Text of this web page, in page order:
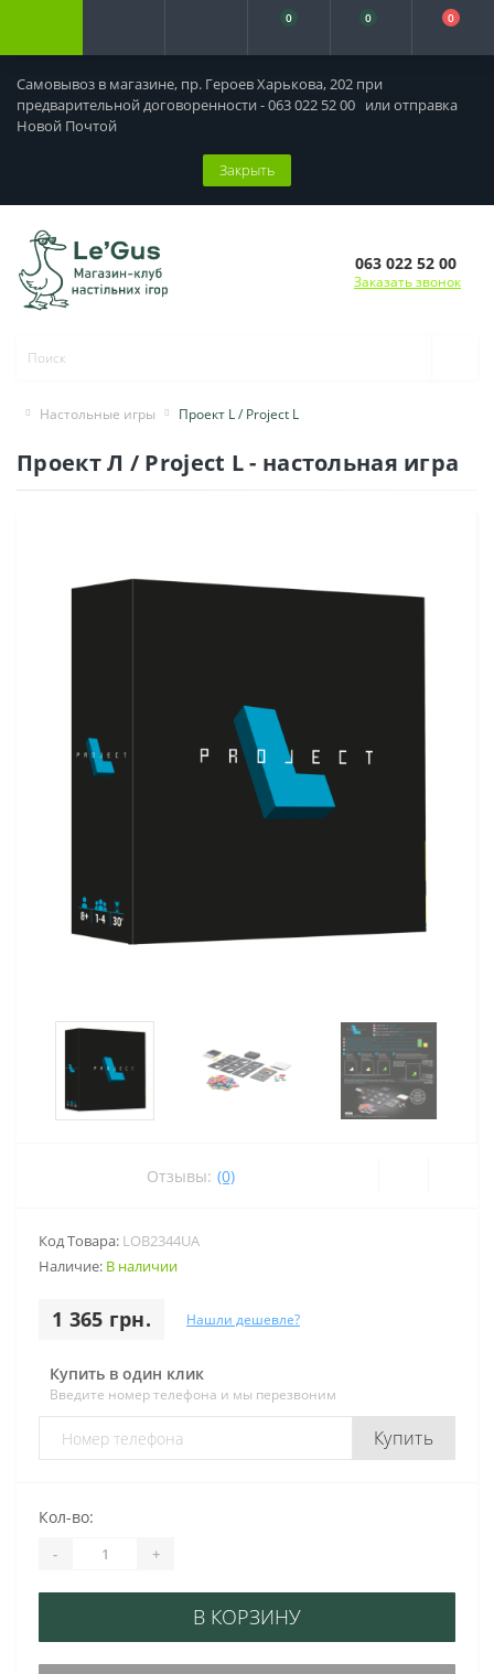
Самовывоз в магазине, пр. Героев Харькова, 202 при
предварительной договоренности - 063 022 52 00 или отправка
Новой Почтой
Закрыть
0 0 0
063 022 52 00
Заказать звонок
Настольные игры Проект L / Project L
Проект Л / Project L - настольная игра
Отзывы: (0)
Код Товара: LOB2344UA
Наличие: В наличии
1 365 грн. Нашли дешевле?
Купить в один клик
Введите номер телефона и мы перезвоним
Купить
Кол-во:
- +
В КОРЗИНУ